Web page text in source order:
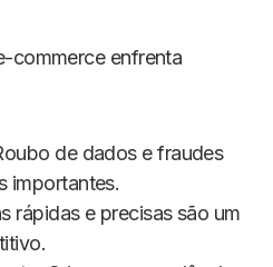
commerce enfrenta
de dados e fraudes
importantes.
rápidas e precisas são um